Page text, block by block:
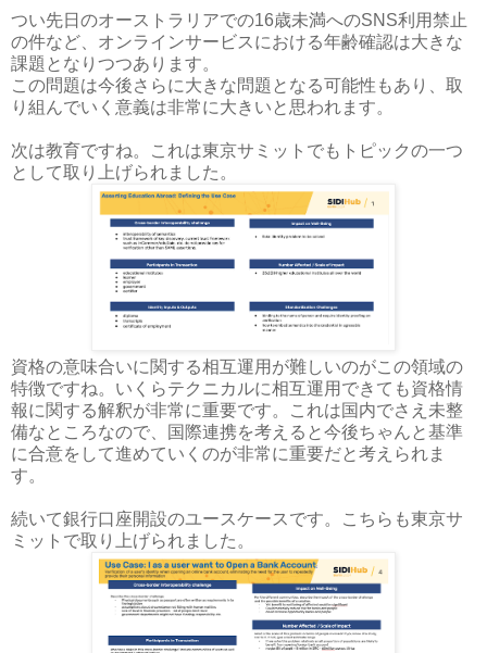
つい先日のオーストラリアでの16歳未満へのSNS利用禁止
の件など、オンラインサービスにおける年齢確認は大きな
課題となりつつあります。
この問題は今後さらに大きな問題となる可能性もあり、取
り組んでいく意義は非常に大きいと思われます。
次は教育ですね。これは東京サミットでもトピックの一つ
として取り上げられました。
資格の意味合いに関する相互運用が難しいのがこの領域の
特徴ですね。いくらテクニカルに相互運用できても資格情
報に関する解釈が非常に重要です。これは国内でさえ未整
備なところなので、国際連携を考えると今後ちゃんと基準
に合意をして進めていくのが非常に重要だと考えられま
す。
続いて銀行口座開設のユースケースです。こちらも東京サ
ミットで取り上げられました。